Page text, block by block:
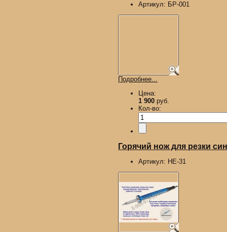
Артикул: БР-001
Подробнее...
Цена:
1 900 руб.
Кол-во:
Горячий нож для резки
Артикул: HE-31